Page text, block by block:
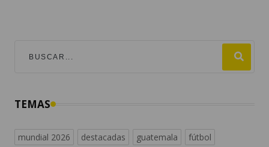
TEMAS
mundial 2026 destacadas guatemala
fútbol